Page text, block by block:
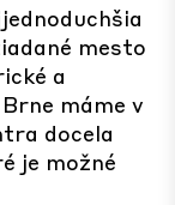
mesto
a
máme v
docela
je možné